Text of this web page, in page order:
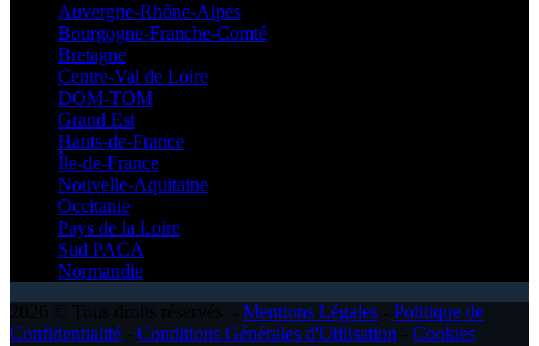
Auvergne-Rhône-Alpes
Bourgogne-Franche-Comté
Bretagne
Centre-Val de Loire
DOM-TOM
Grand Est
Hauts-de-France
Île-de-France
Nouvelle-Aquitaine
Occitanie
Pays de la Loire
Sud PACA
Normandie
Mentions Légales
Politique de
Confidentialité
Conditions Générales d'Utilisation
Cookies